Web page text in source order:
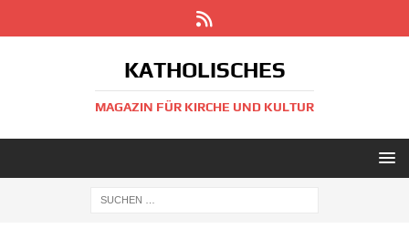
KATHOLISCHES
MAGAZIN FÜR KIRCHE UND KULTUR